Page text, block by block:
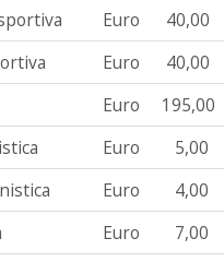
Euro
40,00
Euro
40,00
Euro
195,00
Euro
5,00
Euro
4,00
Euro
7,00